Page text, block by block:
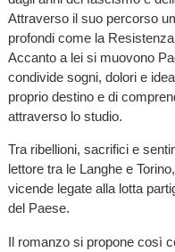
Attraverso il suo percorso
profondi come la
Accanto a lei si muovono
condivide sogni, dolori e
proprio destino e di
attraverso lo studio.
Tra ribellioni, sacrifici e
lettore tra le Langhe e
vicende legate alla lotta
del Paese.
Il romanzo si propone così